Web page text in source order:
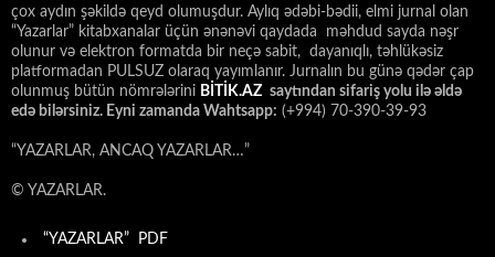
çox aydın şəkildə qeyd olumuşdur. Aylıq ədəbi-bədii, elmi jurnal olan
“Yazarlar” kitabxanalar üçün ənənəvi qaydada məhdud sayda nəşr
olunur və elektron formatda bir neçə sabit, dayanıqlı, təhlükəsiz
platformadan PULSUZ olaraq yayımlanır. Jurnalın bu günə qədər çap
olunmuş bütün nömrələrini BİTİK.AZ saytından sifariş yolu ilə əldə
edə bilərsiniz. Eyni zamanda Wahtsapp: (+994) 70-390-39-93
“YAZARLAR, ANCAQ YAZARLAR…”
© YAZARLAR.
“YAZARLAR” PDF